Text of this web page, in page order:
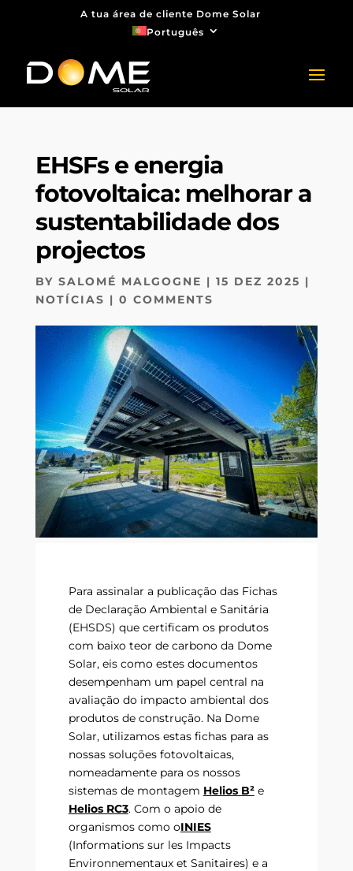
A tua área de cliente Dome Solar
Português
EHSFs e energia
fotovoltaica: melhorar a
sustentabilidade dos
projectos
BY SALOMÉ MALGOGNE | 15 DEZ 2025 |
NOTÍCIAS | 0 COMMENTS
Para assinalar a publicação das Fichas
de Declaração Ambiental e Sanitária
(EHSDS) que certificam os produtos
com baixo teor de carbono da Dome
Solar, eis como estes documentos
desempenham um papel central na
avaliação do impacto ambiental dos
produtos de construção. Na Dome
Solar, utilizamos estas fichas para as
nossas soluções fotovoltaicas,
nomeadamente para os nossos
sistemas de montagem Helios B²e
Helios RC3. Com o apoio de
organismos como oINIES
(Informations sur les Impacts
Environnementaux et Sanitaires) e a